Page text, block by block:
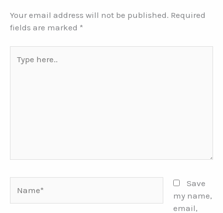
Your email address will not be published. Required
fields are marked *
here..
Save
my name,
email,